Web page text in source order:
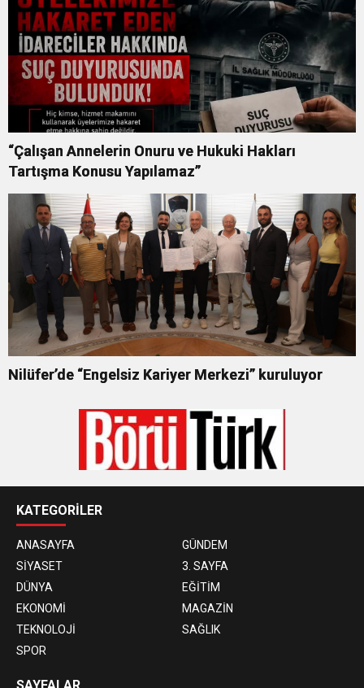
“Çalışan Annelerin Onuru ve Hukuki Hakları
Tartışma Konusu Yapılamaz”
Nilüfer’de “Engelsiz Kariyer Merkezi” kuruluyor
KATEGORİLER
ANASAYFA
GÜNDEM
SİYASET
3. SAYFA
DÜNYA
EĞİTİM
EKONOMİ
MAGAZİN
TEKNOLOJİ
SAĞLIK
SPOR